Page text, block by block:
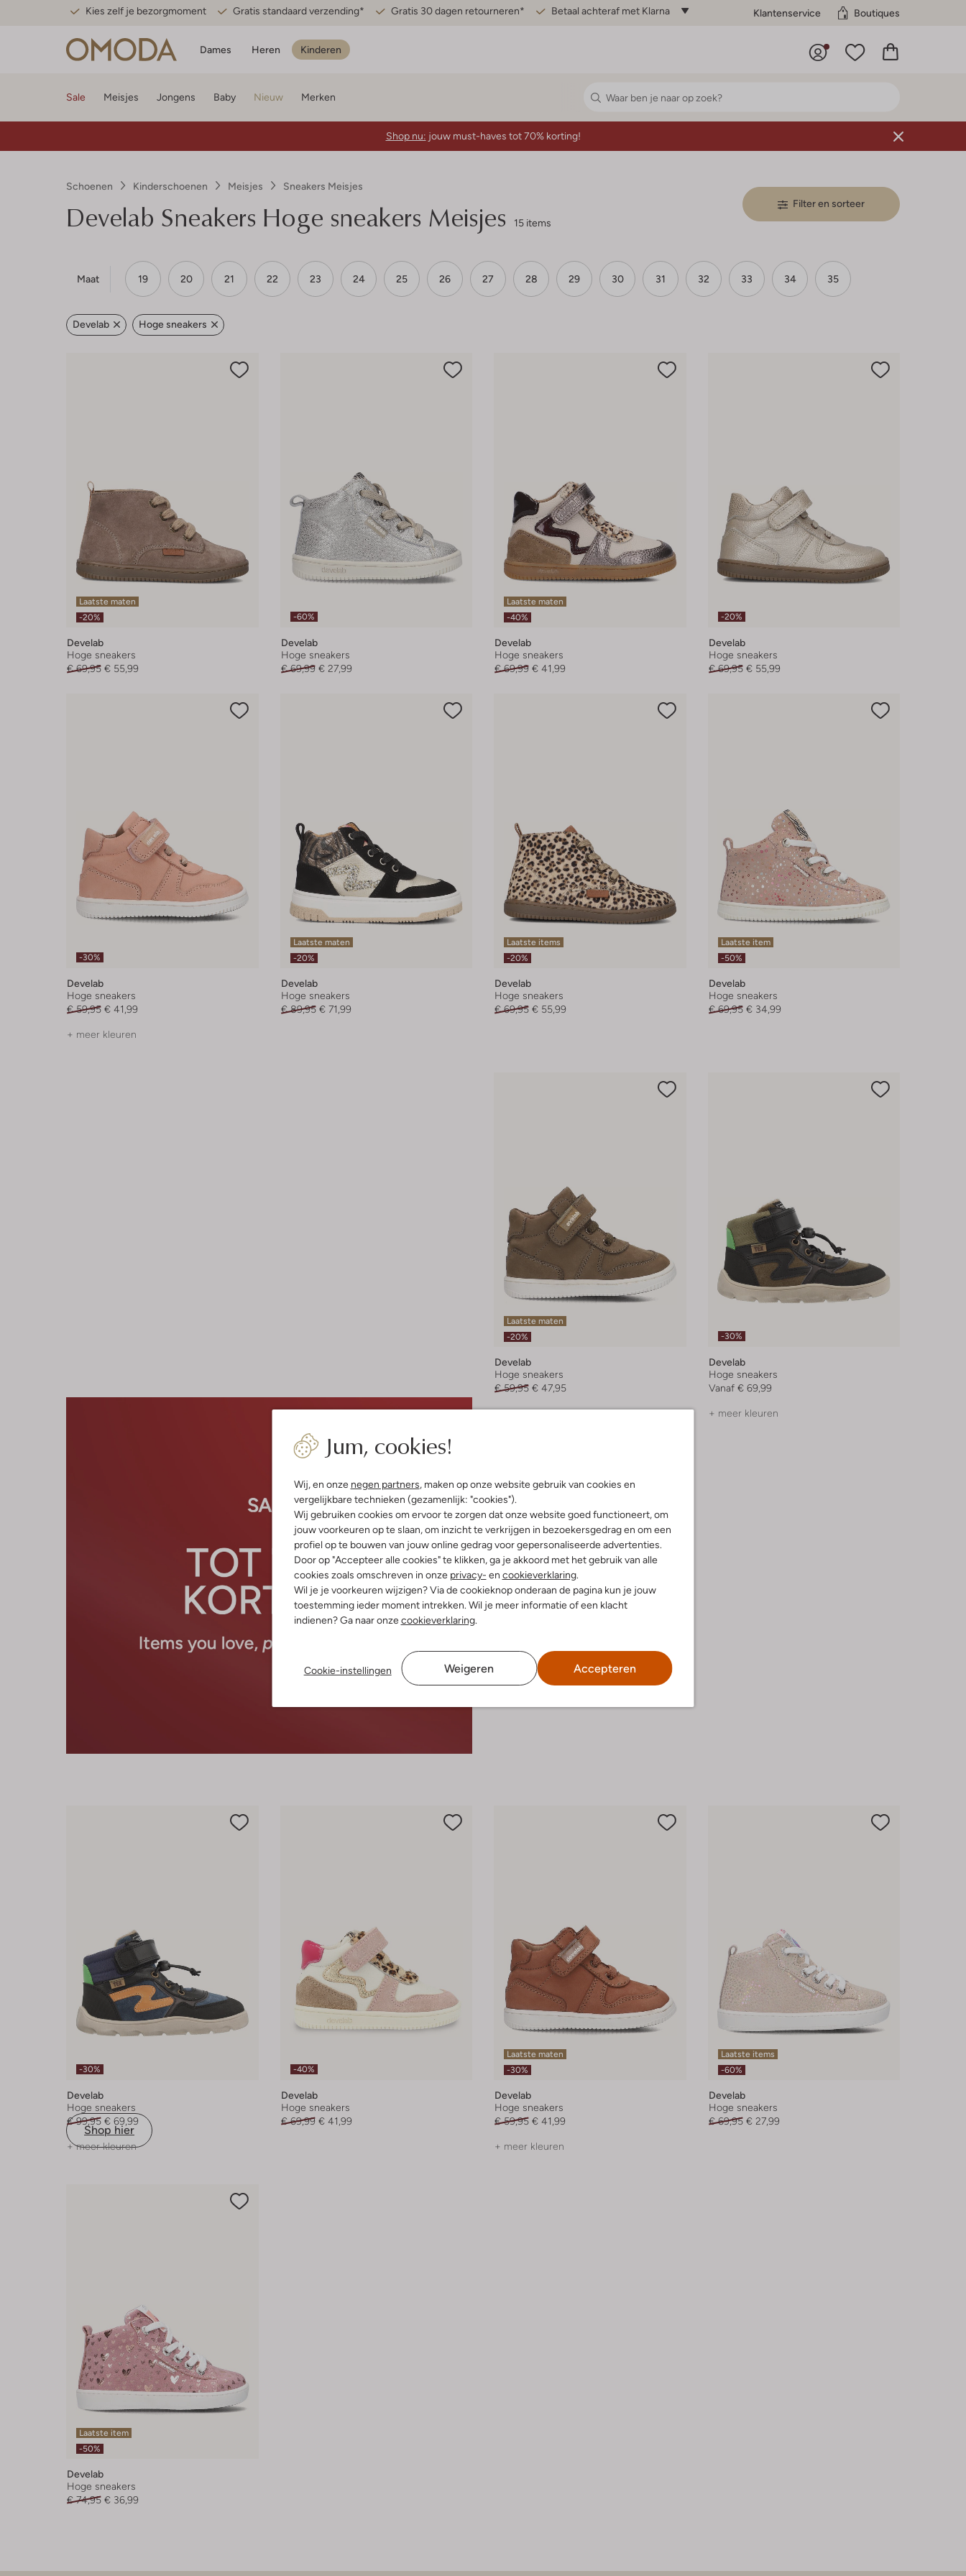
Kies zelf je bezorgmoment Gratis standaard verzending* Gratis 30 dagen retourneren* Betaal achteraf met Klarna Klantenservice Boutiques
Dames Heren Kinderen
Jum, cookies!
Wij, en onze negen partners, maken op onze website gebruik van cookies en
vergelijkbare technieken (gezamenlijk: "cookies").
Wij gebruiken cookies om ervoor te zorgen dat onze website goed functioneert, om
jouw voorkeuren op te slaan, om inzicht te verkrijgen in bezoekersgedrag en om een
profiel op te bouwen van jouw online gedrag voor gepersonaliseerde advertenties.
Door op "Accepteer alle cookies" te klikken, ga je akkoord met het gebruik van alle
cookies zoals omschreven in onze privacy- en cookieverklaring.
Wil je je voorkeuren wijzigen? Via de cookieknop onderaan de pagina kun je jouw
toestemming ieder moment intrekken. Wil je meer informatie of een klacht
indienen? Ga naar onzecookieverklaring.
Cookie-instellingen Weigeren Accepteren
Sale Meisjes Jongens Baby Nieuw Merken
Shop nu: jouw must-haves tot 70% korting!
Schoenen Kinderschoenen Meisjes Sneakers Meisjes
Develab Sneakers Hoge sneakers Meisjes 15 items
Filter en sorteer
Maat 19 20 21 22 23 24 25 26 27 28 29 30 31 32 33 34 35
Develab Hoge sneakers
Laatste maten
-20%
Develab
Hoge sneakers
€ 69,95 € 55,99
-60%
Develab
Hoge sneakers
€ 69,99 € 27,99
Laatste maten
-40%
Develab
Hoge sneakers
€ 69,99 € 41,99
-20%
Develab
Hoge sneakers
€ 69,95 € 55,99
-30%
Develab
Hoge sneakers
€ 59,95 € 41,99
+ meer kleuren
Laatste maten
-20%
Develab
Hoge sneakers
€ 89,95 € 71,99
Laatste items
-20%
Develab
Hoge sneakers
€ 69,95 € 55,99
Laatste item
-50%
Develab
Hoge sneakers
€ 69,95 € 34,99
Shop hier
Laatste maten
-20%
Develab
Hoge sneakers
€ 59,95 € 47,95
+ meer kleuren
-30%
Develab
Hoge sneakers
Vanaf € 69,99
+ meer kleuren
-30%
Develab
Hoge sneakers
€ 99,95 € 69,99
+ meer kleuren
-40%
Develab
Hoge sneakers
€ 69,99 € 41,99
Laatste maten
-30%
Develab
Hoge sneakers
€ 59,95 € 41,99
+ meer kleuren
Laatste items
-60%
Develab
Hoge sneakers
€ 69,95 € 27,99
Laatste item
-50%
Develab
Hoge sneakers
€ 74,95 € 36,99